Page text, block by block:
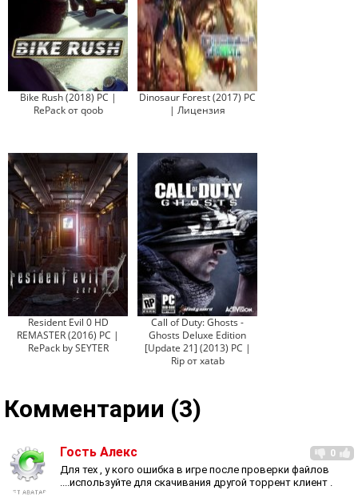
Bike Rush (2018) PC |
RePack от qoob
Dinosaur Forest (2017) PC
| Лицензия
Resident Evil 0 HD
REMASTER (2016) PC |
RePack by SEYTER
Call of Duty: Ghosts -
Ghosts Deluxe Edition
[Update 21] (2013) PC |
Rip от xatab
Комментарии (3)
0
Гость Алекс
Для тех , у кого ошибка в игре после проверки файлов
....используйте для скачивания другой торрент клиент .